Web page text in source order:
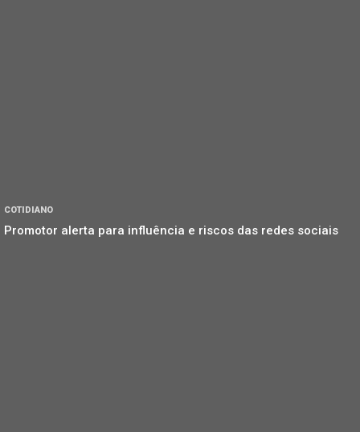
COTIDIANO
Promotor alerta para influência e riscos das redes sociais